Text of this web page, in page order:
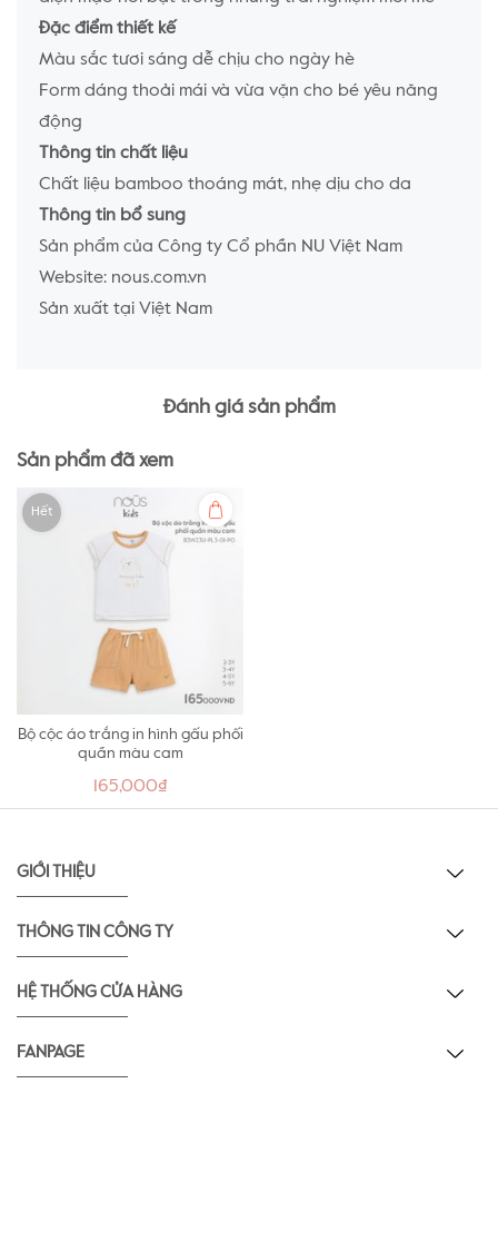
Đặc điểm thiết kế
Màu sắc tươi sáng dễ chịu cho ngày hè
Form dáng thoải mái và vừa vặn cho bé yêu năng
động
Thông tin chất liệu
Chất liệu bamboo thoáng mát, nhẹ dịu cho da
Thông tin bổ sung
Sản phẩm của Công ty Cổ phần NU Việt Nam
Website: nous.com.vn
Sản xuất tại Việt Nam
Đánh giá sản phẩm
Sản phẩm đã xem
Hết
Bộ cộc áo trắng in hình gấu phối
quần màu cam
165,000₫
GIỚI THIỆU
THÔNG TIN CÔNG TY
HỆ THỐNG CỬA HÀNG
FANPAGE